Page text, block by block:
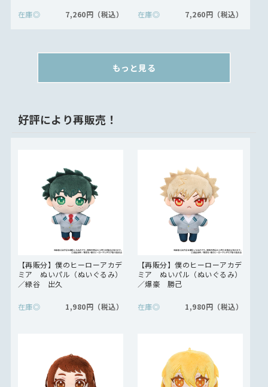
在庫◎ 7,260円 在庫◎ 7,260円
もっと見る
好評により再販売！
【再販分】僕のヒーローアカデ
ミア ぬいパル（ぬいぐるみ）
／緑谷 出久
在庫◎ 1,980円
【再販分】僕のヒーローアカデ
ミア ぬいパル（ぬいぐるみ）
／爆豪 勝己
在庫◎ 1,980円